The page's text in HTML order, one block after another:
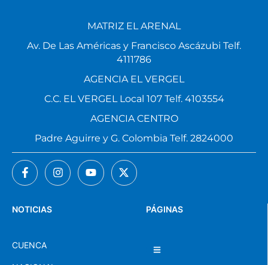
PÁGINAS
NOTICIAS
CUENCA
MATRIZ EL ARENAL
Av. De Las Américas y Francisco Ascázubi Telf.
4111786
AGENCIA EL VERGEL
C.C. EL VERGEL Local 107 Telf. 4103554
AGENCIA CENTRO
Padre Aguirre y G. Colombia Telf. 2824000